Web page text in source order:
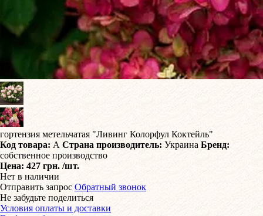
гортензия метельчатая "Ливинг Колорфул Коктейль"
Код товара: А Страна производитель: Украина Бренд:
собственное производство
Цена: 427 грн. /шт.
Нет в наличии
Отправить запрос Обратный звонок
Не забудьте поделиться
Условия оплаты и доставки